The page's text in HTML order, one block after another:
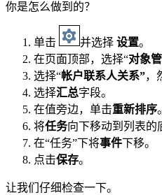
你是怎么做到的？
单击 并选择 设置。
在页面顶部，选择“对象
选择“帐户联系人关系”，
选择汇总字段。
在值旁边，单击重新排序。
将任务向下移动到列表的
在“任务”下将事件下移。
点击保存。
让我们仔细检查一下。